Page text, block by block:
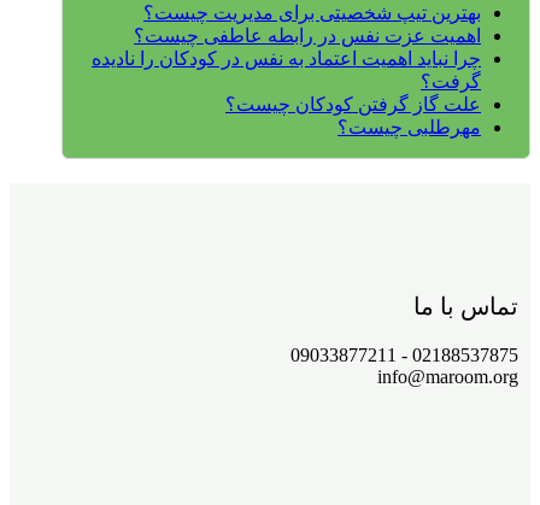
بهترین تیپ شخصیتی برای مدیریت چیست؟
اهمیت عزت نفس در رابطه عاطفی چیست؟
چرا نباید اهمیت اعتماد به نفس در کودکان را نادیده
گرفت؟
علت گاز گرفتن کودکان چیست؟
مهرطلبی چیست؟
تماس با ما
02188537875 - 09033877211
info@maroom.org